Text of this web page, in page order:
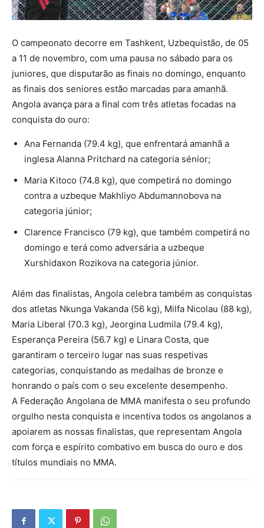
O campeonato decorre em Tashkent, Uzbequistão, de 05
a 11 de novembro, com uma pausa no sábado para os
juniores, que disputarão as finais no domingo, enquanto
as finais dos seniores estão marcadas para amanhã.
Angola avança para a final com três atletas focadas na
conquista do ouro:
Ana Fernanda (79.4 kg), que enfrentará amanhã a
inglesa Alanna Pritchard na categoria sénior;
Maria Kitoco (74.8 kg), que competirá no domingo
contra a uzbeque Makhliyo Abdumannobova na
categoria júnior;
Clarence Francisco (79 kg), que também competirá no
domingo e terá como adversária a uzbeque
Xurshidaxon Rozikova na categoria júnior.
Além das finalistas, Angola celebra também as conquistas
dos atletas Nkunga Vakanda (56 kg), Milfa Nicolau (88 kg),
Maria Liberal (70.3 kg), Jeorgina Ludmila (79.4 kg),
Esperança Pereira (56.7 kg) e Linara Costa, que
garantiram o terceiro lugar nas suas respetivas
categorias, conquistando as medalhas de bronze e
honrando o país com o seu excelente desempenho.
A Federação Angolana de MMA manifesta o seu profundo
orgulho nesta conquista e incentiva todos os angolanos a
apoiarem as nossas finalistas, que representam Angola
com força e espírito combativo em busca do ouro e dos
títulos mundiais no MMA.